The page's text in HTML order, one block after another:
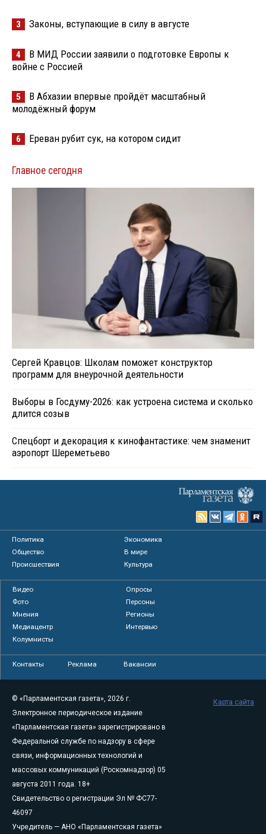
3 Законы, вступающие в силу в августе
4
В МИД России заявили о подготовке Европы к
войне с Россией
5
В Абхазии впервые пройдёт масштабный
молодёжный форум
6 Ереван рубит сук, на котором сидит
Главное сегодня
Сергей Кравцов: Школам поможет конструктор
программ для внеурочной деятельности
Выборы в Госдуму-2026: как устроена система и сколько
длится созыв
Спецборт и декорация к кинофантастике: чем знаменит
аэропорт Шереметьево
Политика
Экономика
Общество
В мире
Происшествия
Культура
Видео
Опросы
Фото
Персоны
Мнения
Регионы
Медиацентр
Интервью
Колумнисты
Контакты Реклама Вакансии
© «Парламентская газета», 2026 г.
Электронное периодическое издание
«Парламентская газета» зарегистрировано в
Федеральной службе по надзору в сфере
связи, информационных технологий и
массовых коммуникаций (Роскомнадзор) 05
августа 2011 года. 18+
Свидетельство о регистрации Эл № ФС77-
46097
Учредитель — АНО «Парламентская газета»
Карта сайта